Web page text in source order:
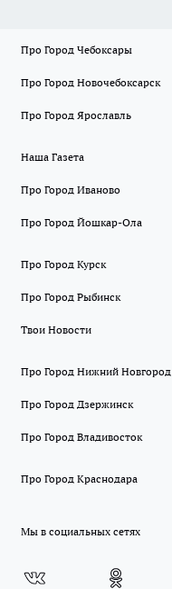
Про Город Чебоксары
Про Город Новочебоксарск
Про Город Ярославль
Наша Газета
Про Город Иваново
Про Город Йошкар-Ола
Про Город Курск
Про Город Рыбинск
Твои Новости
Про Город Нижний Новгород
Про Город Дзержинск
Про Город Владивосток
Про Город Краснодара
Мы в социальных сетях